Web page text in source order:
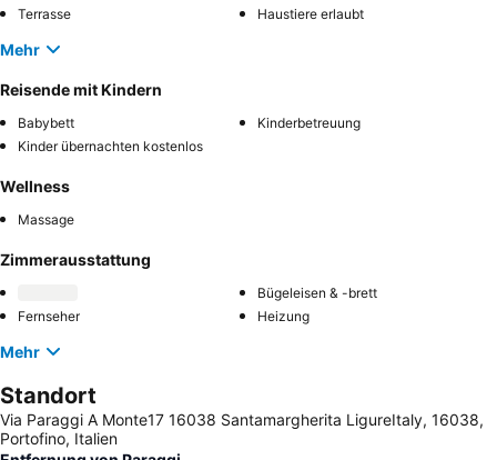
Terrasse
Haustiere erlaubt
Mehr
Reisende mit Kindern
Babybett
Kinderbetreuung
Kinder übernachten kostenlos
Wellness
Massage
Zimmerausstattung
Bügeleisen & -brett
Fernseher
Heizung
Mehr
Standort
Via Paraggi A Monte17 16038 Santamargherita LigureItaly, 16038,
Portofino, Italien